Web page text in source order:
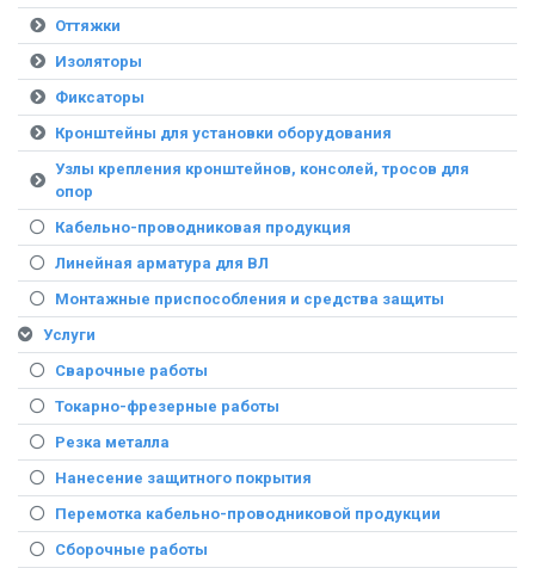
Оттяжки
Изоляторы
Фиксаторы
Кронштейны для установки оборудования
Узлы крепления кронштейнов, консолей, тросов для
опор
Кабельно-проводниковая продукция
Линейная арматура для ВЛ
Монтажные приспособления и средства защиты
Услуги
Сварочные работы
Токарно-фрезерные работы
Резка металла
Нанесение защитного покрытия
Перемотка кабельно-проводниковой продукции
Сборочные работы